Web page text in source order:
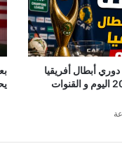
أبطال أفريقيا
2026-2027 اليوم و القنوات